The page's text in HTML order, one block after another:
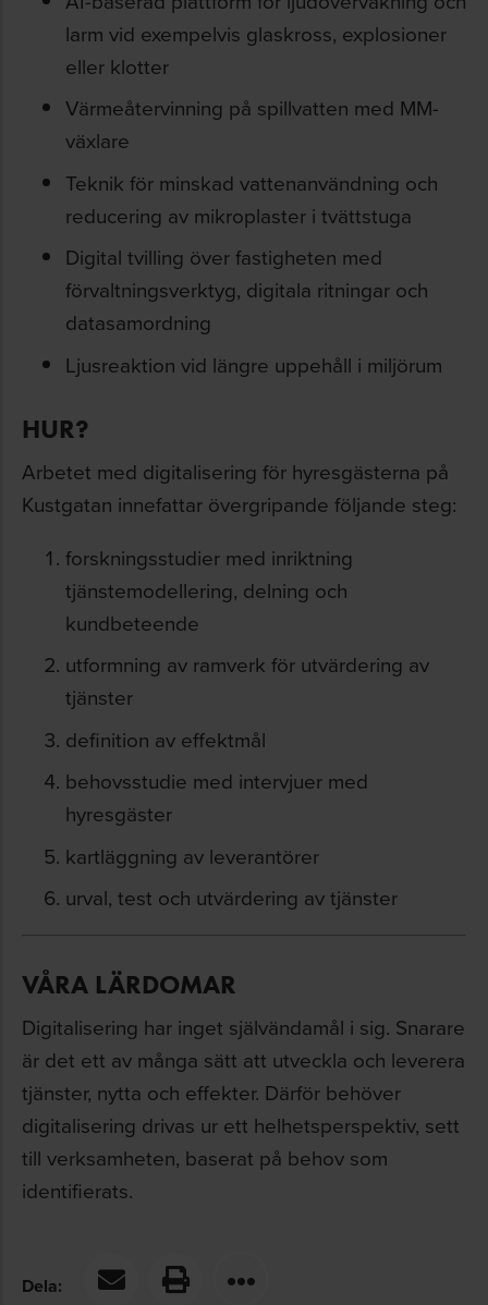
larm vid exempelvis glaskross, explosioner
eller klotter
Värmeåtervinning på spillvatten med MM-
växlare
Teknik för minskad vattenanvändning och
reducering av mikroplaster i tvättstuga
Digital tvilling över fastigheten med
förvaltningsverktyg, digitala ritningar och
datasamordning
Ljusreaktion vid längre uppehåll i miljörum
HUR?
Arbetet med digitalisering för hyresgästerna på
Kustgatan innefattar övergripande följande steg:
forskningsstudier med inriktning
tjänstemodellering, delning och
kundbeteende
utformning av ramverk för utvärdering av
tjänster
definition av effektmål
behovsstudie med intervjuer med
hyresgäster
kartläggning av leverantörer
urval, test och utvärdering av tjänster
VÅRA LÄRDOMAR
Digitalisering har inget självändamål i sig. Snarare
är det ett av många sätt att utveckla och leverera
tjänster, nytta och effekter. Därför behöver
digitalisering drivas ur ett helhetsperspektiv, sett
till verksamheten, baserat på behov som
identifierats.
Dela: